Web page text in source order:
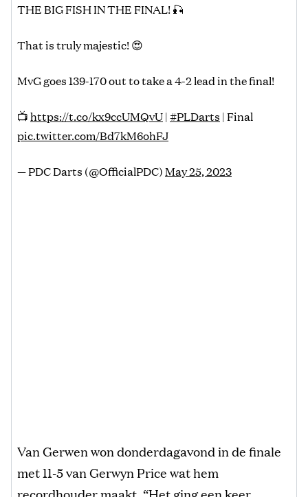
THE BIG FISH IN THE FINAL! 🎣
That is truly majestic! 😍
MvG goes 139-170 out to take a 4-2 lead in the final!
📺https://t.co/kx9ccUMQvU|#PLDarts | Final
pic.twitter.com/Bd7kM6ohFJ
— PDC Darts (@OfficialPDC)May 25, 2023
Van Gerwen won donderdagavond in de finale
met 11-5 van Gerwyn Price wat hem
recordhouder maakt. “Het ging een keer